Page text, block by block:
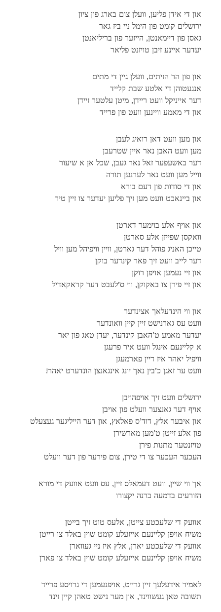
און די אידן פליען, וועלן צום בארג פון ציון
ירושלים קומט פון הימל ניי ביז גאר
גאסן פון דיימאנטן, הייזער פון בריליאנטן
יעדער איינע זיבן טויזנט פליאר
און פון הר הזיתים, וועלן גיין די מתים
אנגעטוהן די אלטע שבת קלייד
דער אייניקל וועט ריידן, מיטן עלטער זיידן
און די מאמע וויינען וועט פון פרייד
און מען וועט דאן רואיג לעבן
מען וועט האבן נאר איין שטרעבן
דער באשעפער זאל נאר געבן, שכל אן א שיעור
ווייל מען וועט נאר לערנען תורה
און די סודות פון דעם בורא
און ביינאכט וועט מען זיך פליען יעדער צו זיין טיר
און אויף אלע בוימער דארטן
וואקסן שפייזן אלע סארטן
טייכן האניג פוהל דער גארטן, וויין וויפיהל מען וויל
דער לייב וועט זיך פאר קינדער בוקן
און זיי נעמען אויפן רוקן
און זיי פירן צו באקוקן, ווי ס’לעבט דער קראקאדיל
און ווי הינדעלאך אצינדער
וועט עס גארנישט זיין קיין וואונדער
יעדער מאמע ט’האבן קינדער, יעדן טאג פון יאר
א קליינעם אינגל וועט איר פרעגן
וויפיל יאהר איז דיין פארמעגן
!וועט ער זאגן כ’בין נאך יונג אינגאנצן הונדערט יאהר
ירושלים וועט זיך אויפהויבן
אויף דער גאנצער וועלט פון אויבן
און איבער אלץ, דוד’ס פאלאץ, און דער הייליגער געצעלט
פון אלע זייטן ט’מען מארשירן
טויזנטער מתנות פירן
העכער העכער צו די טירן, צום פירער פון דער וועלט
אך ווי שיין, וועט דעמאלס זיין, עס וועט אוועק די מורא
הזורעים בדמעה ברנה יקצורו
אוועק די שלעכטע צייטן, אלעס טוט זיך בייטן
משיח אויפן קליינעם אייזעלע קומט שוין באלד צו רייטן
אוועק די שלעכטע יארן, אלץ איז ניי געווארן
משיח אויפן קליינעם אייזעלע קומט שוין באלד צו פארן
לאמיר אידעלעך זיין גרייט, אויפנעמען די גרויסע פרייד
תשובה טאן געשווינד, און מער נישט טאהן קיין זינד